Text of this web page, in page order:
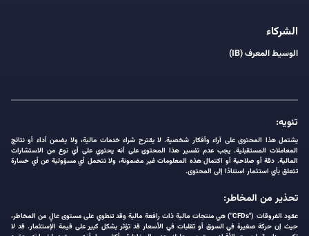
الشركاء
الوسيط المعرف (IB)
تنويه:
يشتمل هذا المحتوى على آراء وأفكار شخصية. لا يقترح شراء خدمات مالية، ولا يضمن أداء أو نتائج
المعاملات المستقبلية. يجب عدم تفسير هذا المحتوى على أنه يحتوي على أي نوع من الاستشارات
المالية. دقة أو صلاحية أو اكتمال هذه المعلومات غير مضمونة، ولا تتحمل أي مسؤولية عن أي خسارة
تتعلق بأي استثمار استنادًا إلى المحتوى.
تحذير من المخاطر:
عقود الفروقات ("CFDs") هي منتجات مالية ذات رافعة مالية وقد تنطوي على مستوى عالٍ من المخاطر،
حيث إن حركة صغيرة في السوق أو تقلبات في الأسعار قد تؤثر بشكل كبير على قيمة الإستثمار. قد لا